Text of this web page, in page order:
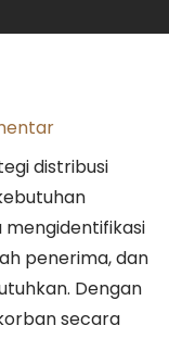
distribusi
penerima, dan
Dengan
secara